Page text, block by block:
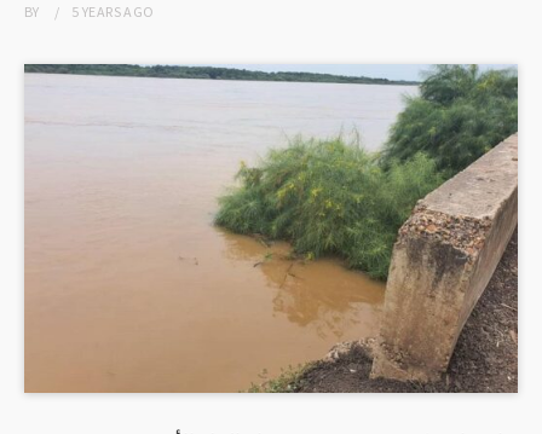
BY 5 YEARSAGO